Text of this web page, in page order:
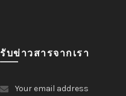
รับข่าวสารจากเรา